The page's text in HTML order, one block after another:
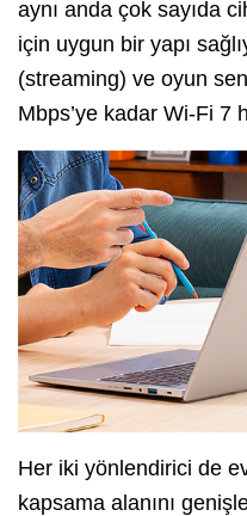
aynı anda çok sayıda
için uygun bir yapı
(streaming) ve oyun
Mbps’ye kadar Wi-Fi 7
Her iki yönlendirici de
kapsama alanını